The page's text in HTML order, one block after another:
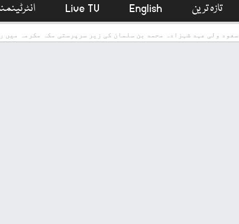
تازہ ترین English
Live TV
سعود ولی عہد شہزادہ محمد بن سلمان کی زیر سرپرستی مکہ مکرمہ میں